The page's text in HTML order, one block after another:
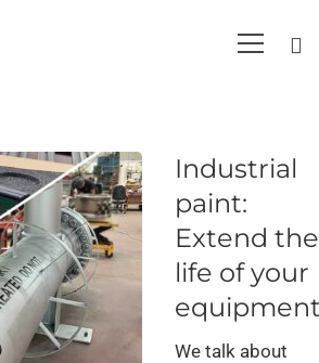
Industrial
paint:
Extend the
life of your
We talk about